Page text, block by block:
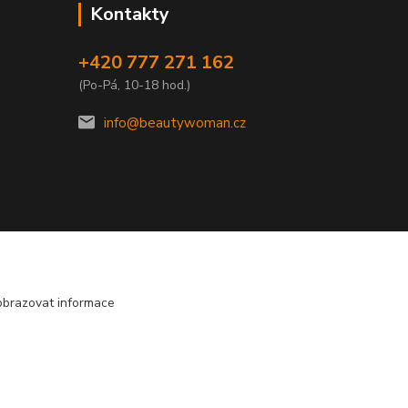
Kontakty
+420 777 271 162
(Po-Pá, 10-18 hod.)
info@beautywoman.cz
informace